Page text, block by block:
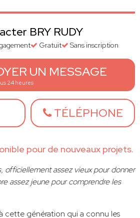
BRY RUDY
Gratuit Sans inscription
UN MESSAGE
24 heures
TÉLÉPHONE
pour de nouveaux projets.
officiellement assez vieux pour donner
assez jeune pour comprendre les
cette génération qui a connu les